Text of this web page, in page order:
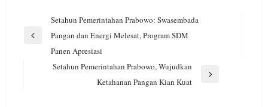
Navigasi
pos
Setahun Pemerintahan Prabowo: Swasembada
Pangan dan Energi Melesat, Program SDM
Panen Apresiasi
Setahun Pemerintahan Prabowo, Wujudkan
Ketahanan Pangan Kian Kuat